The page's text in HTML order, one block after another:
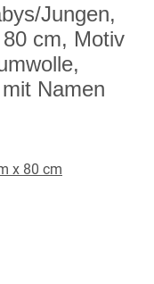
Jungen,
cm, Motiv
Namen
x 80 cm